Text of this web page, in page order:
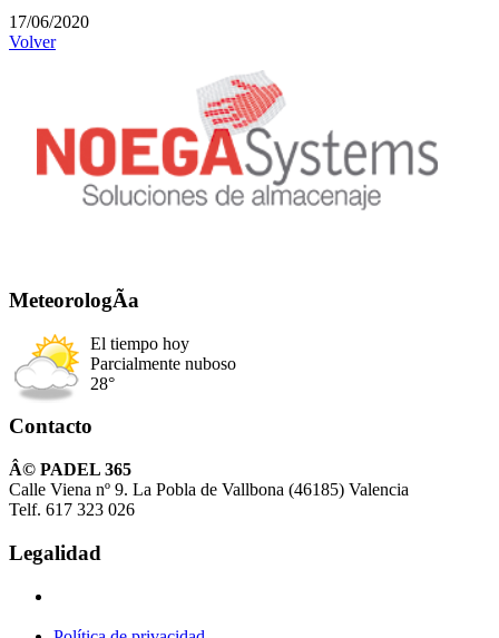
17/06/2020
Volver
MeteorologÃ­a
El tiempo hoy
Parcialmente nuboso
28°
Contacto
Â© PADEL 365
Calle Viena nº 9. La Pobla de Vallbona (46185) Valencia
Telf. 617 323 026
Legalidad